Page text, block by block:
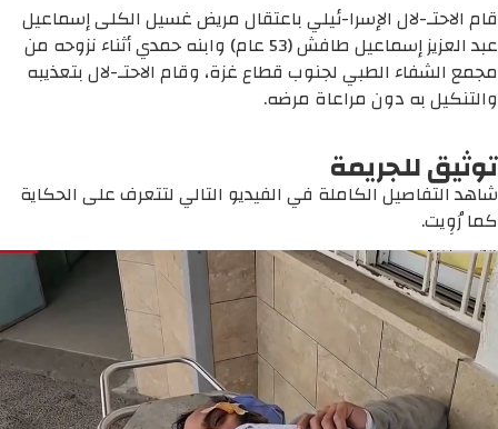
قام الاحتـ-لال الإسرا-ئيلي باعتقال مريض غسيل الكلى إسماعيل
عبد العزيز إسماعيل طافش (53 عام) وابنه حمدي أثناء نزوحه من
مجمع الشفاء الطبي لجنوب قطاع غزة، وقام الاحتـ-لال بتعذيبه
والتنكيل به دون مراعاة مرضه.
توثيق للجريمة
شاهد التفاصيل الكاملة في الفيديو التالي لتتعرف على الحكاية
كما رُوِيت.